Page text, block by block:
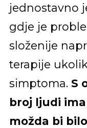
jednostavno
gdje je
složenije
terapije
simptoma. S
broj ljudi
možda bi